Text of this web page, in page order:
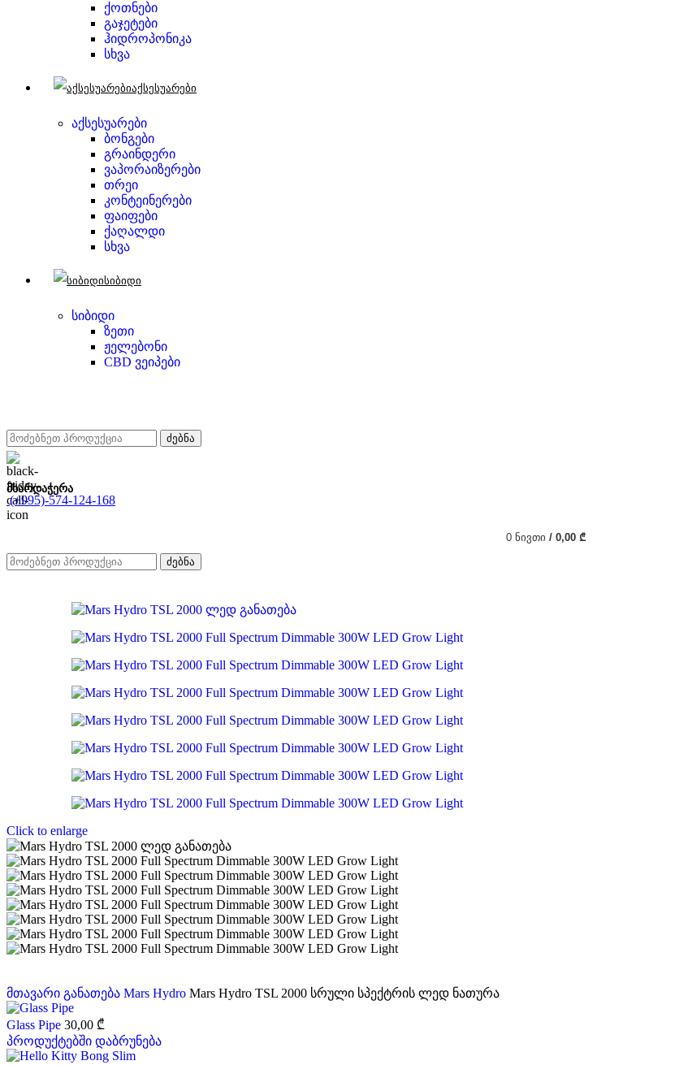
ქოთნები
გაჯეტები
ჰიდროპონიკა
სხვა
აქსესუარები
აქსესუარები
ბონგები
გრაინდერი
ვაპორაიზერები
თრეი
კონტეინერები
ფაიფები
ქაღალდი
სხვა
სიბიდი
სიბიდი
ზეთი
ჟელებონი
CBD ვეიპები
ძებნა
მხარდაჭერა
(+995)-574-124-168
0 ᲜᲘᲕᲗᲘ / 0,00 ₾
ძებნა
Click to enlarge
მთავარი განათება Mars Hydro Mars Hydro TSL 2000 სრული სპექტრის ლედ ნათურა
Glass Pipe 30,00 ₾
პროდუქტებში დაბრუნება